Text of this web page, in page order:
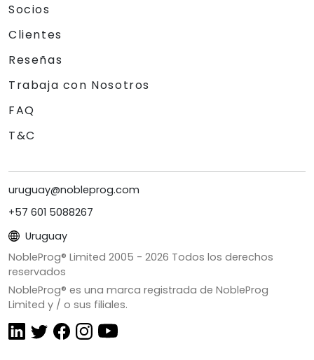
Socios
Clientes
Reseñas
Trabaja con Nosotros
FAQ
T&C
uruguay@nobleprog.com
+57 601 5088267
Uruguay
NobleProg® Limited 2005 - 2026 Todos los derechos
reservados
NobleProg® es una marca registrada de NobleProg
Limited y / o sus filiales.